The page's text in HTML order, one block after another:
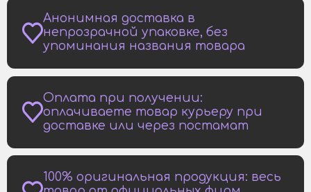
Анонимная доставка в
непрозрачной упаковке, без
упоминания названия товара
Оплата при получении:
оплачиваете товар курьеру при
доставке или через постамат
100% оригинальная продукция: весь